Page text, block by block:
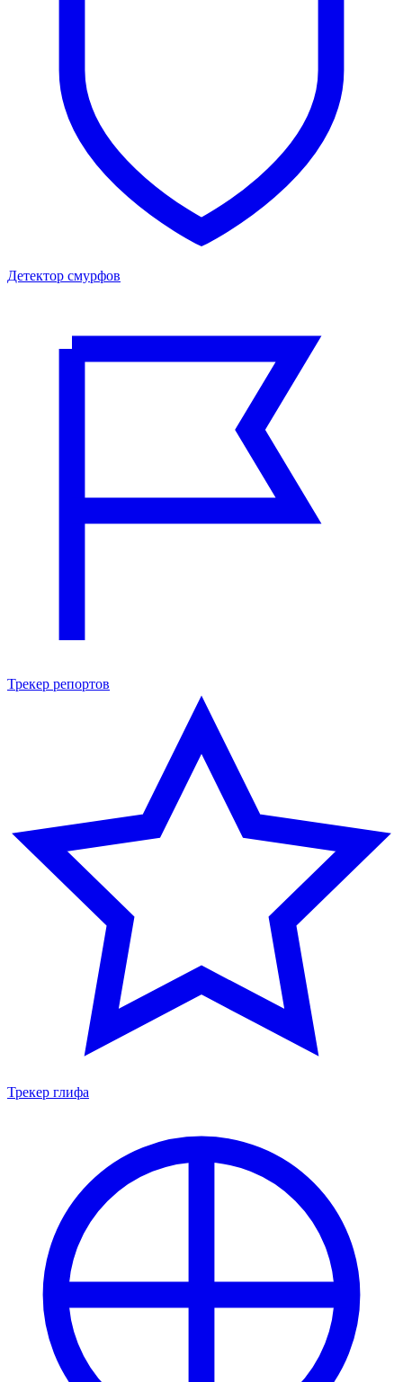
Детектор смурфов
Трекер репортов
Трекер глифа